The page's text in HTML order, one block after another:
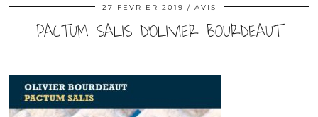
27 FÉVRIER 2019 AVIS
PACTUM SALIS D’OLIVIER BOURDEAUT